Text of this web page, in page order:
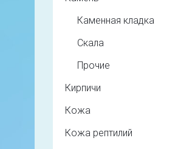
Каменная кладка
Скала
Прочие
Кирпичи
Кожа
Кожа рептилий